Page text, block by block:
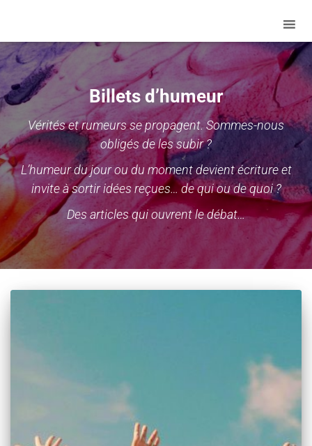
Billets d’humeur
Vérités et rumeurs se propagent. Sommes-nous
obligés de les subir ?
L’humeur du jour ou du moment devient écriture et
invite à sortir idées reçues… de qui ou de quoi ?
Des articles qui ouvrent le débat…